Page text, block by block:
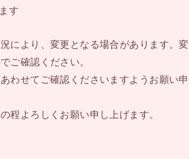
す
により、変更となる場合があります。変
ご確認ください。
わせてご確認くださいますようお願い申
程よろしくお願い申し上げます。